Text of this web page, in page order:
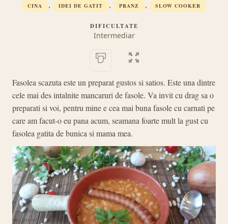
CINA , IDEI DE GATIT , PRANZ , SLOW COOKER
DIFICULTATE
Intermediar
Fasolea scazuta este un preparat gustos si satios. Este una dintre
cele mai des intalnite mancaruri de fasole. Va invit cu drag sa o
preparati si voi, pentru mine e cea mai buna fasole cu carnati pe
care am facut-o eu pana acum, seamana foarte mult la gust cu
fasolea gatita de bunica si mama mea.